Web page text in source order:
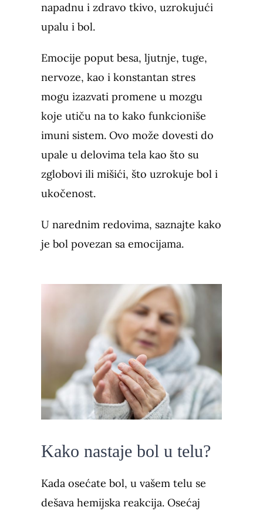
napadnu i zdravo tkivo, uzrokujući
upalu i bol.
Emocije poput besa, ljutnje, tuge,
nervoze, kao i konstantan stres
mogu izazvati promene u mozgu
koje utiču na to kako funkcioniše
imuni sistem. Ovo može dovesti do
upale u delovima tela kao što su
zglobovi ili mišići, što uzrokuje bol i
ukočenost.
U narednim redovima, saznajte kako
je bol povezan sa emocijama.
Kako nastaje bol u telu?
Kada osećate bol, u vašem telu se
dešava hemijska reakcija. Osećaj